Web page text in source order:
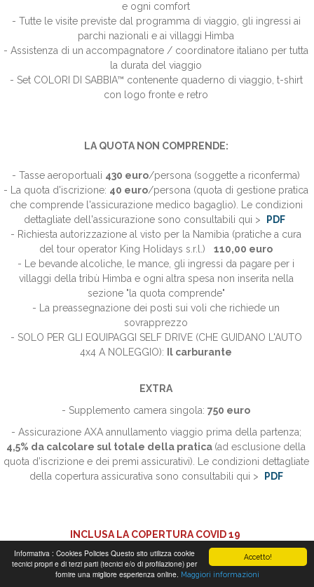
Accetto!
Informativa : Cookies Policies Questo sito utilizza cookie
tecnici propri e di terzi parti (tecnici e/o di profilazione) per
fornire una migliore esperienza online. Maggiori informazioni
e ogni comfort
- Tutte le visite previste dal programma di viaggio, gli ingressi ai
parchi nazionali e ai villaggi Himba
- Assistenza di un accompagnatore / coordinatore italiano per tutta
la durata del viaggio
- Set COLORI DI SABBIA™ contenente quaderno di viaggio, t-shirt
con logo fronte e retro
LA QUOTA NON COMPRENDE:
- Tasse aeroportuali 430 euro/persona (soggette a riconferma)
- La quota d'iscrizione: 40 euro/persona (quota di gestione pratica
che comprende l'assicurazione medico bagaglio). Le condizioni
dettagliate dell'assicurazione sono consultabili qui >
PDF
- Richiesta autorizzazione al visto per la Namibia (pratiche a cura
del tour operator King Holidays s.r.l.) 110,00 euro
- Le bevande alcoliche, le mance, gli ingressi da pagare per i
villaggi della tribù Himba e ogni altra spesa non inserita nella
sezione "la quota comprende"
- La preassegnazione dei posti sui voli che richiede un
sovrapprezzo
- SOLO PER GLI EQUIPAGGI SELF DRIVE (CHE GUIDANO L'AUTO
4x4 A NOLEGGIO):
Il carburante
EXTRA
- Supplemento camera singola: 750 euro
- Assicurazione AXA annullamento viaggio prima della partenza;
4,5% da calcolare sul totale della pratica (ad esclusione della
quota d’iscrizione e dei premi assicurativi). Le condizioni dettagliate
della copertura assicurativa sono consultabili qui >
PDF
INCLUSA LA COPERTURA COVID 19
Nella nostra polizza assicurativa AXA abbiamo integrato un'ulteriore
copertura dedicata al Covid 19, (COVER STAY) per tutelare